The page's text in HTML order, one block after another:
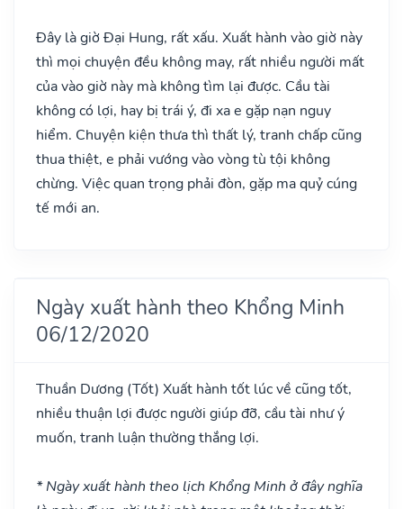
Đây là giờ Đại Hung, rất xấu. Xuất hành vào giờ này
thì mọi chuyện đều không may, rất nhiều người mất
của vào giờ này mà không tìm lại được. Cầu tài
không có lợi, hay bị trái ý, đi xa e gặp nạn nguy
hiểm. Chuyện kiện thưa thì thất lý, tranh chấp cũng
thua thiệt, e phải vướng vào vòng tù tội không
chừng. Việc quan trọng phải đòn, gặp ma quỷ cúng
tế mới an.
Ngày xuất hành theo Khổng Minh
06/12/2020
Thuần Dương (Tốt) Xuất hành tốt lúc về cũng tốt,
nhiều thuận lợi được người giúp đỡ, cầu tài như ý
muốn, tranh luận thường thắng lợi.
* Ngày xuất hành theo lịch Khổng Minh ở đây nghĩa